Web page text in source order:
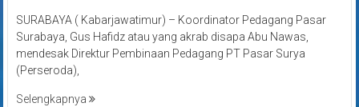
SURABAYA ( Kabarjawatimur) – Koordinator Pedagang Pasar
Surabaya, Gus Hafidz atau yang akrab disapa Abu Nawas,
mendesak Direktur Pembinaan Pedagang PT Pasar Surya
(Perseroda),
Selengkapnya